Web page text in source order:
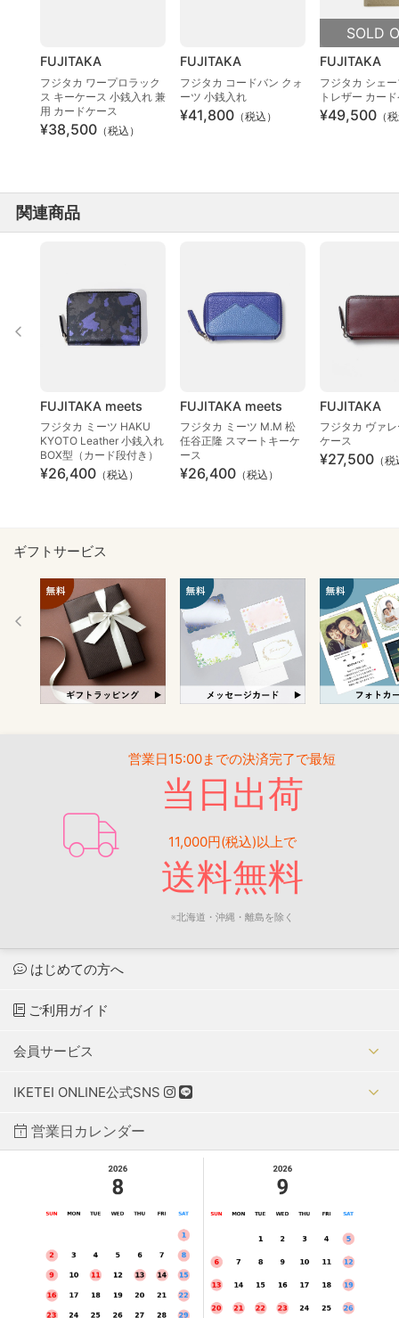
FUJITAKA
フジタカ ワープロラック
ス キーケース 小銭入れ 兼
用 カードケース
¥38,500 （税込）
FUJITAKA
フジタカ コードバン クォ
ーツ 小銭入れ
¥41,800 （税込）
SOLD
FUJITAKA
フジタカ シェ
トレザー カー
¥49,500 （
関連商品
FUJITAKA meets
フジタカ ミーツ HAKU
KYOTO Leather 小銭入れ
BOX型（カード段付き）
¥26,400 （税込）
FUJITAKA meets
フジタカ ミーツ M.M 松
任谷正隆 スマートキーケ
ース
¥26,400 （税込）
FUJITAKA
フジタカ ヴァ
ケース
¥27,500 （
ギフトサービス
営業日15:00までの決済完了で最短
当日出荷
11,000円(税込)以上で
送料無料
※北海道・沖縄・離島を除く
はじめての方へ
ご利用ガイド
会員サービス
IKETEI ONLINE公式SNS
営業日カレンダー